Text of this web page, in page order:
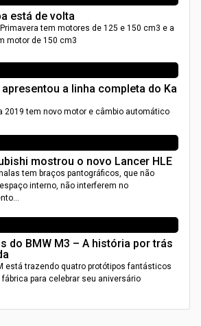
está de volta
tem motores de 125 e 150 cm3 e a
motor de 150 cm3
apresentou a linha completa do Ka
2019 tem novo motor e câmbio automático
mostrou o novo Lancer HLE
tem braços pantográficos, que não
interno, não interferem no
do BMW M3 – A história por trás
está trazendo quatro protótipos fantásticos
fábrica para celebrar seu aniversário